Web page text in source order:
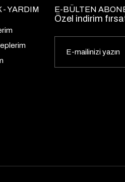
- YARDIM E-BÜLTEN
Özel indirim